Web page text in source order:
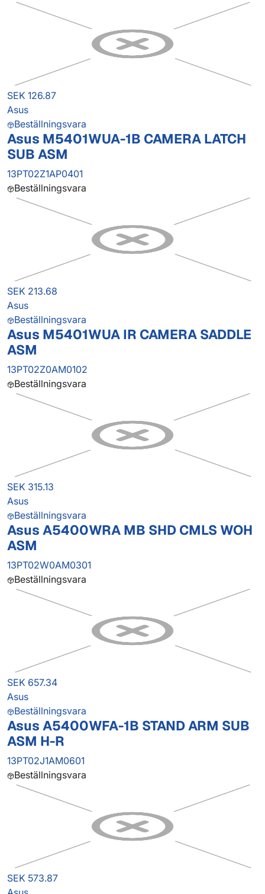
SEK 126.87
Asus
Beställningsvara
Asus M5401WUA-1B CAMERA LATCH
SUB ASM
13PT02Z1AP0401
Beställningsvara
SEK 213.68
Asus
Beställningsvara
Asus M5401WUA IR CAMERA SADDLE
ASM
13PT02Z0AM0102
Beställningsvara
SEK 315.13
Asus
Beställningsvara
Asus A5400WRA MB SHD CMLS WOH
ASM
13PT02W0AM0301
Beställningsvara
SEK 657.34
Asus
Beställningsvara
Asus A5400WFA-1B STAND ARM SUB
ASM H-R
13PT02J1AM0601
Beställningsvara
SEK 573.87